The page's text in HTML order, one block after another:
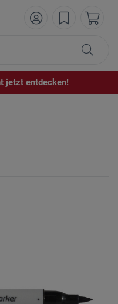
jetzt entdecken!